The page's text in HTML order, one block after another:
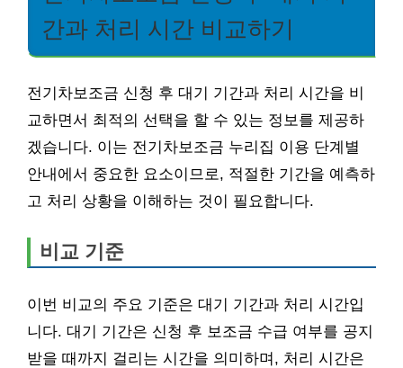
간과 처리 시간 비교하기
전기차보조금 신청 후 대기 기간과 처리 시간을 비
교하면서 최적의 선택을 할 수 있는 정보를 제공하
겠습니다. 이는 전기차보조금 누리집 이용 단계별
안내에서 중요한 요소이므로, 적절한 기간을 예측하
고 처리 상황을 이해하는 것이 필요합니다.
비교 기준
이번 비교의 주요 기준은 대기 기간과 처리 시간입
니다. 대기 기간은 신청 후 보조금 수급 여부를 공지
받을 때까지 걸리는 시간을 의미하며, 처리 시간은